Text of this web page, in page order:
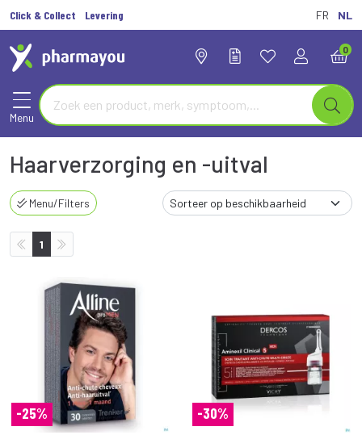
Click & Collect Levering FR NL
0
Menu
Haarverzorging en -uitval
Menu/Filters
1
-25% -30%